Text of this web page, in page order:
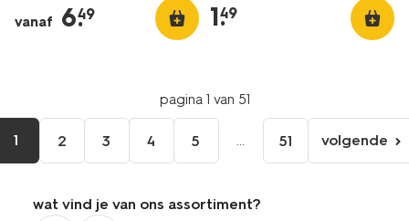
vanaf 6.
49 1.
49
pagina 1 van 51
1 2 3 4 5 ... 51
pagina
volgende
wat vind je van ons assortiment?